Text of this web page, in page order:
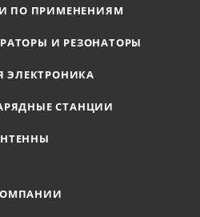
ПО ПРИМЕНЕНИЯМ
И РЕЗОНАТОРЫ
ЭЛЕКТРОНИКА
СТАНЦИИ